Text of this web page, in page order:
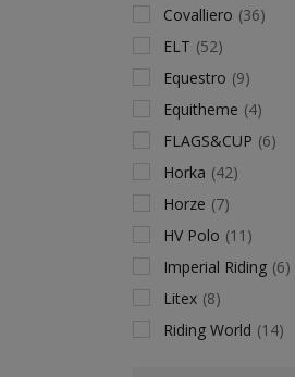
Covalliero (36)
ELT (52)
Equestro (9)
Equitheme (4)
FLAGS&CUP (6)
Horka (42)
Horze (7)
HV Polo (11)
Imperial Riding (6)
Litex (8)
Riding World (14)